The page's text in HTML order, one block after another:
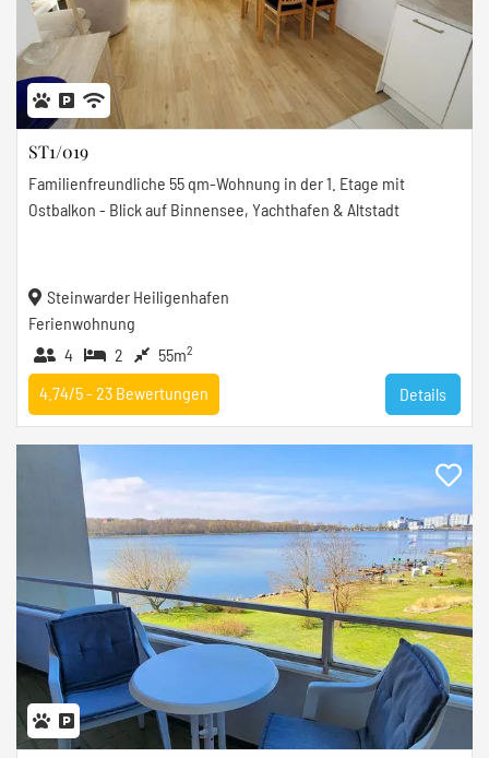
ST1/019
Familienfreundliche 55 qm-Wohnung in der 1. Etage mit
Ostbalkon - Blick auf Binnensee, Yachthafen & Altstadt
Steinwarder Heiligenhafen
Ferienwohnung
4
2 55m2
Details
4.74/5 - 23 Bewertungen